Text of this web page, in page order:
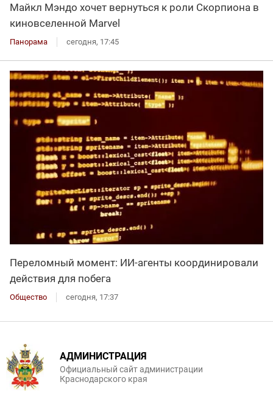
Майкл Мэндо хочет вернуться к роли Скорпиона в
киновселенной Marvel
Панорама сегодня, 17:45
Переломный момент: ИИ-агенты координировали
действия для побега
Общество сегодня, 17:37
АДМИНИСТРАЦИЯ
Официальный сайт администрации
Краснодарского края